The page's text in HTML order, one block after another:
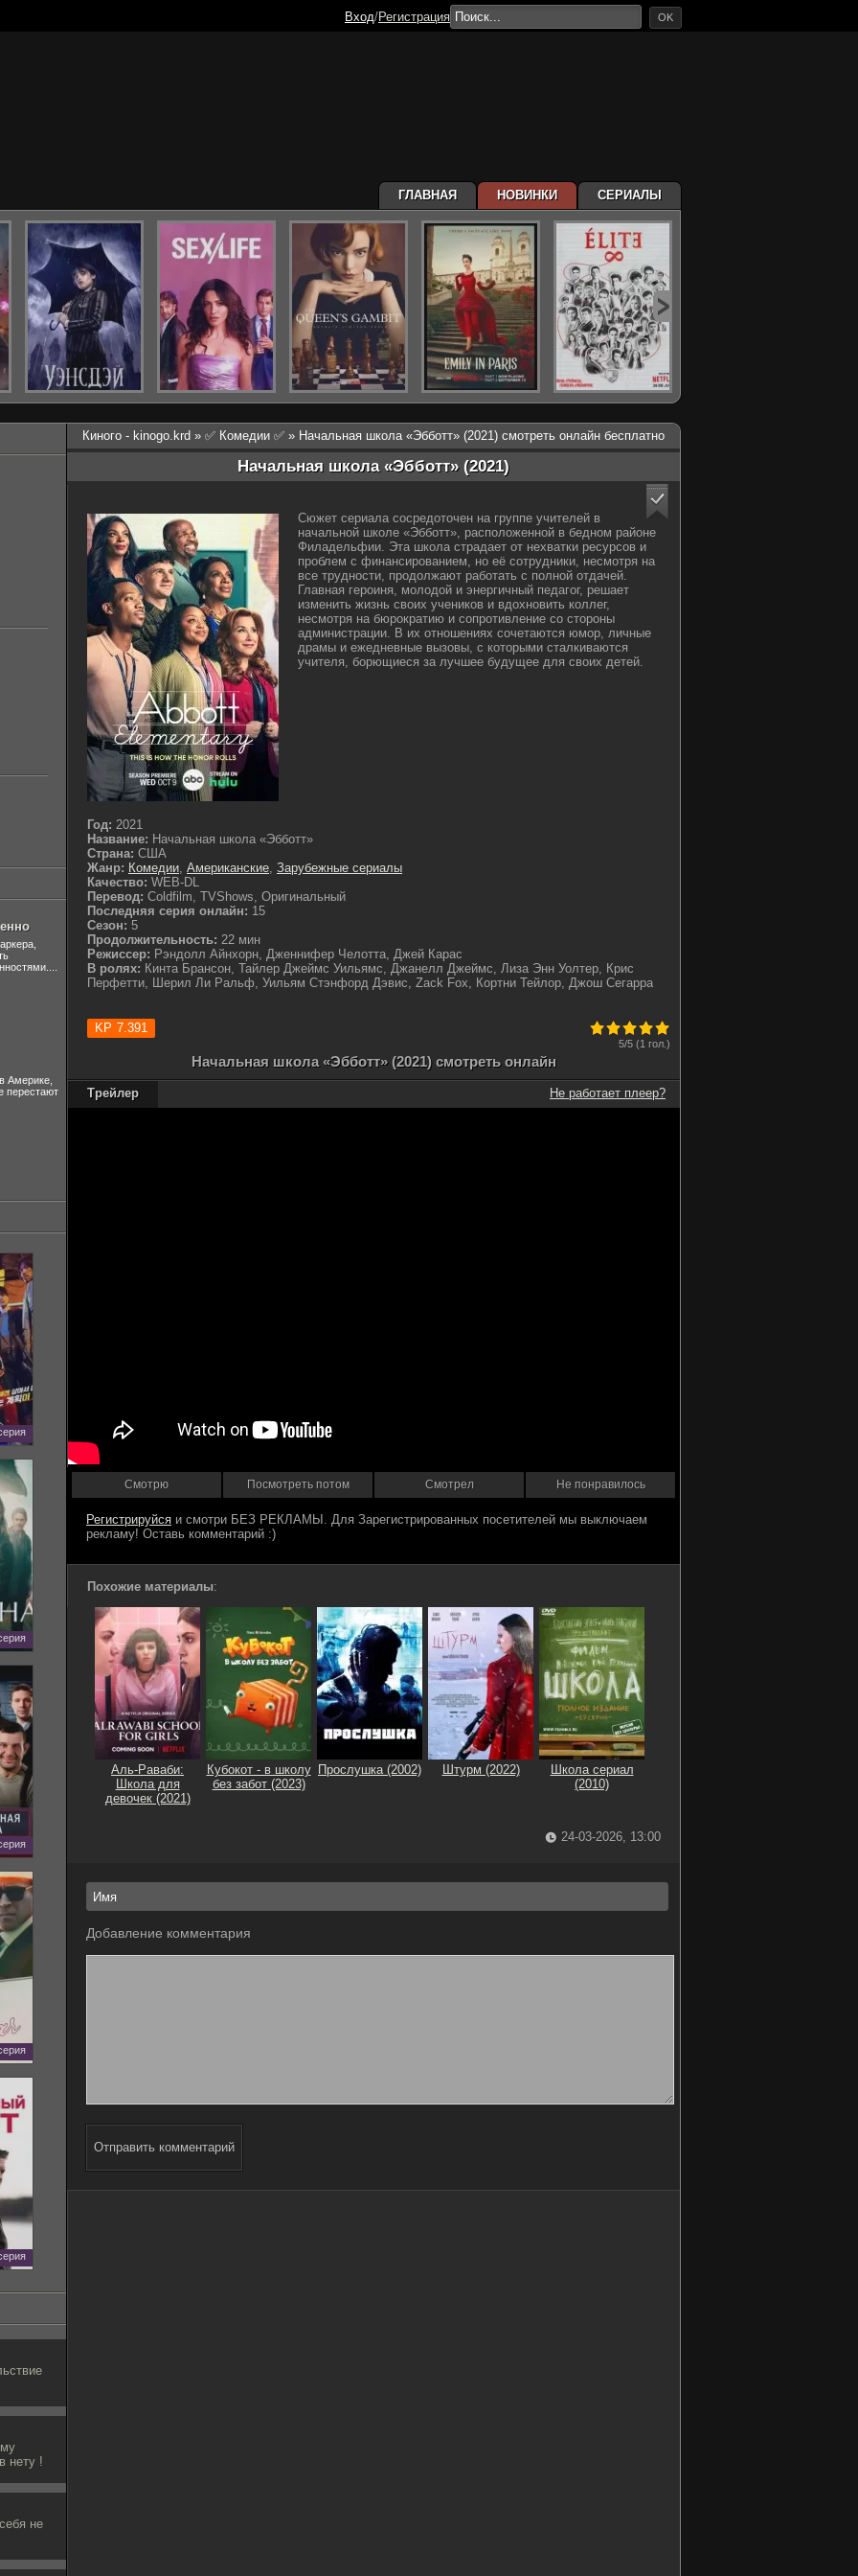
Киного - kinogo.krd » ✅ Комедии ✅ » Начальная школа «Эбботт» (2021) смотреть онлайн бесплатно
Начальная школа «Эбботт» (2021)
Сюжет сериала сосредоточен на группе учителей в
начальной школе «Эбботт», расположенной в бедном районе
Филадельфии. Эта школа страдает от нехватки ресурсов и
проблем с финансированием, но её сотрудники, несмотря на
все трудности, продолжают работать с полной отдачей.
Главная героиня, молодой и энергичный педагог, решает
изменить жизнь своих учеников и вдохновить коллег,
несмотря на бюрократию и сопротивление со стороны
администрации. В их отношениях сочетаются юмор, личные
драмы и ежедневные вызовы, с которыми сталкиваются
учителя, борющиеся за лучшее будущее для своих детей.
Год: 2021
Название: Начальная школа «Эбботт»
Страна: США
Жанр: Комедии, Американские, Зарубежные сериалы
Качество: WEB-DL
Перевод: Coldfilm, TVShows, Оригинальный
Последняя серия онлайн: 15
Сезон: 5
Продолжительность: 22 мин
Режиссер: Рэндолл Айнхорн, Дженнифер Челотта, Джей Карас
В ролях: Кинта Брансон, Тайлер Джеймс Уильямс, Джанелл Джеймс, Лиза Энн Уолтер, Крис
Перфетти, Шерил Ли Ральф, Уильям Стэнфорд Дэвис, Zack Fox, Кортни Тейлор, Джош Сегарра
7.391
5/5 (1 гол. )
Начальная школа «Эбботт» (2021) смотреть онлайн
Трейлер Не работает плеер?
Смотрю Посмотреть потом Смотрел Не понравилось
Регистрируйся
Похожие материалы:
Аль-Раваби:
Школа для
девочек (2021)
Кубокот - в школу
без забот (2023)
Прослушка (2002) Штурм (2022)
Школа сериал
(2010)
24-03-2026, 13:00
Добавление комментария
Отправить комментарий
Америке,
перестают
нету !
не
ГЛАВНАЯ НОВИНКИ СЕРИАЛЫ
Вход/Регистрация OK